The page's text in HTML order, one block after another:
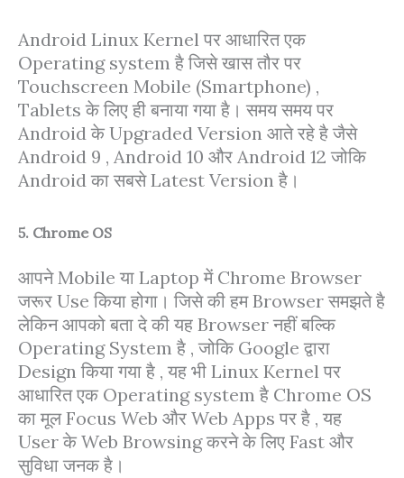
Android Linux Kernel पर आधारित एक
Operating system है जिसे खास तौर पर
Touchscreen Mobile (Smartphone) ,
Tablets के लिए ही बनाया गया है। समय समय पर
Android के Upgraded Version आते रहे है जैसे
Android 9 , Android 10 और Android 12 जोकि
Android का सबसे Latest Version है।
5. Chrome OS
आपने Mobile या Laptop में Chrome Browser
जरूर Use किया होगा। जिसे की हम Browser समझते है
लेकिन आपको बता दे की यह Browser नहीं बल्कि
Operating System है , जोकि Google द्वारा
Design किया गया है , यह भी Linux Kernel पर
आधारित एक Operating system है Chrome OS
का मूल Focus Web और Web Apps पर है , यह
User के Web Browsing करने के लिए Fast और
सुविधा जनक है।